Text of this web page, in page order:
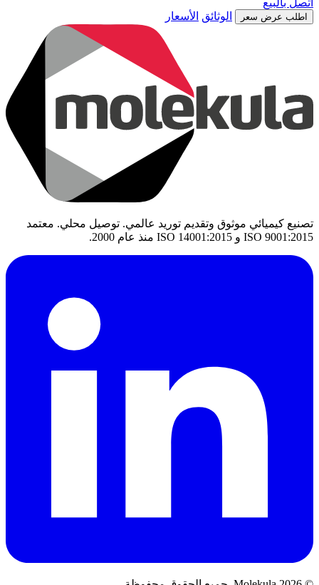
اتصل بالبيع
اطلب عرض سعر الوثائق الأسعار
تصنيع كيميائي موثوق وتقديم توريد عالمي. توصيل محلي. معتمد
ISO 9001:2015 و ISO 14001:2015 منذ عام 2000.